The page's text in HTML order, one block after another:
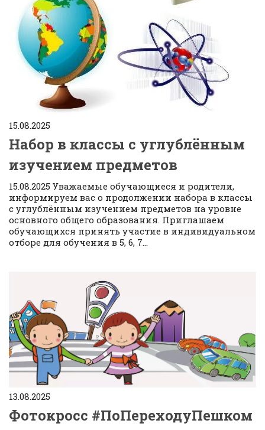
15.08.2025
Набор в классы с углублённым
изучением предметов
15.08.2025 Уважаемые обучающиеся и родители,
информируем вас о продолжении набора в классы
с углублённым изучением предметов на уровне
основного общего образования. Приглашаем
обучающихся принять участие в индивидуальном
отборе для обучения в 5, 6, 7...
13.08.2025
Фотокросс #ПоПереходуПешком